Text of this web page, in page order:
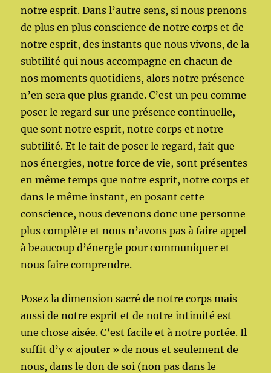
notre esprit. Dans l’autre sens, si nous prenons
de plus en plus conscience de notre corps et de
notre esprit, des instants que nous vivons, de la
subtilité qui nous accompagne en chacun de
nos moments quotidiens, alors notre présence
n’en sera que plus grande. C’est un peu comme
poser le regard sur une présence continuelle,
que sont notre esprit, notre corps et notre
subtilité. Et le fait de poser le regard, fait que
nos énergies, notre force de vie, sont présentes
en même temps que notre esprit, notre corps et
dans le même instant, en posant cette
conscience, nous devenons donc une personne
plus complète et nous n’avons pas à faire appel
à beaucoup d’énergie pour communiquer et
nous faire comprendre.
Posez la dimension sacré de notre corps mais
aussi de notre esprit et de notre intimité est
une chose aisée. C’est facile et à notre portée. Il
suffit d’y « ajouter » de nous et seulement de
nous, dans le don de soi (non pas dans le